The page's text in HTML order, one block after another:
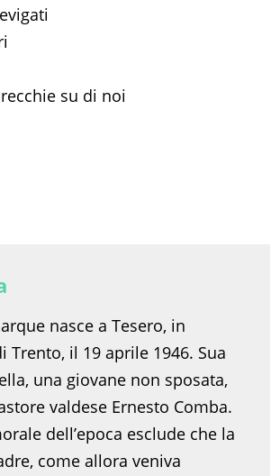
su di noi
nasce a Tesero, in
Trento, il 19 aprile 1946. Sua
una giovane non sposata,
valdese Ernesto Comba.
dell’epoca esclude che la
come allora veniva